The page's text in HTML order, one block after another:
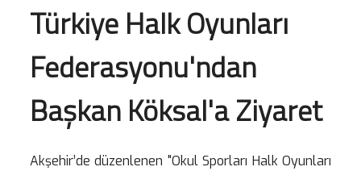
Türkiye Halk Oyunları
Federasyonu'ndan
Başkan Köksal'a Ziyaret
Akşehir’de düzenlenen "Okul Sporları Halk Oyunları